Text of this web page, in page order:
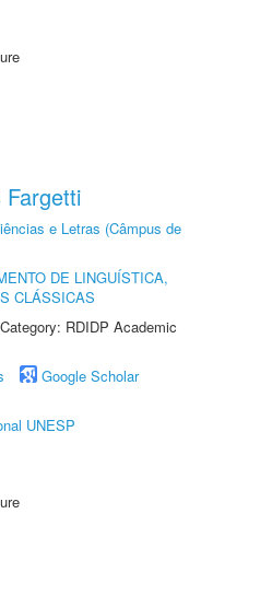
e Letras (Câmpus de
DE LINGUÍSTICA,
CLÁSSICAS
RDIDP Academic
Google Scholar
UNESP